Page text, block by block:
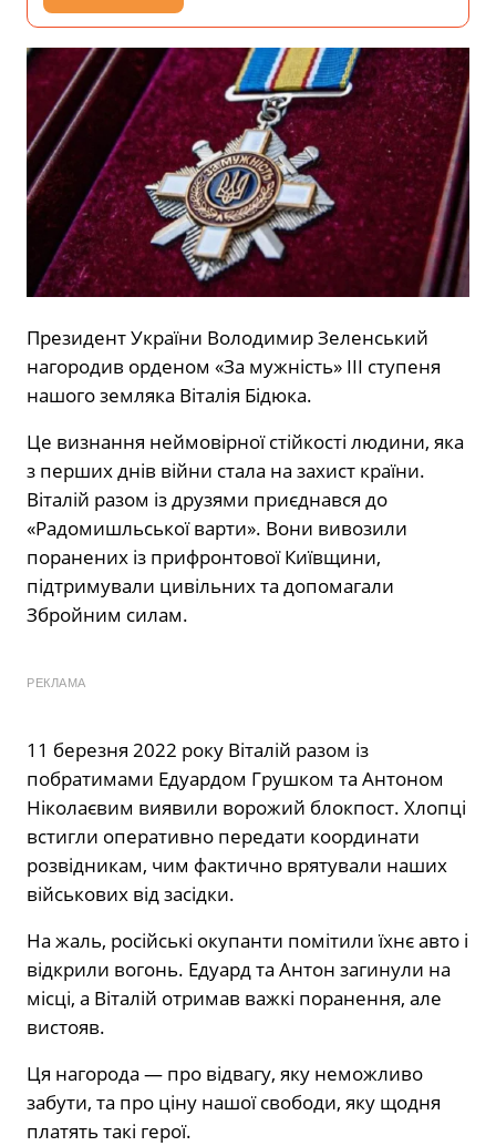
Президент України Володимир Зеленський
нагородив орденом «За мужність» III ступеня
нашого земляка Віталія Бідюка.
Це визнання неймовірної стійкості людини, яка
з перших днів війни стала на захист країни.
Віталій разом із друзями приєднався до
«Радомишльської варти». Вони вивозили
поранених із прифронтової Київщини,
підтримували цивільних та допомагали
Збройним силам.
РЕКЛАМА
11 березня 2022 року Віталій разом із
побратимами Едуардом Грушком та Антоном
Ніколаєвим виявили ворожий блокпост. Хлопці
встигли оперативно передати координати
розвідникам, чим фактично врятували наших
військових від засідки.
На жаль, російські окупанти помітили їхнє авто і
відкрили вогонь. Едуард та Антон загинули на
місці, а Віталій отримав важкі поранення, але
вистояв.
Ця нагорода — про відвагу, яку неможливо
забути, та про ціну нашої свободи, яку щодня
платять такі герої.